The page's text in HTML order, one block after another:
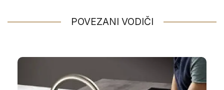
POVEZANI VODIČI